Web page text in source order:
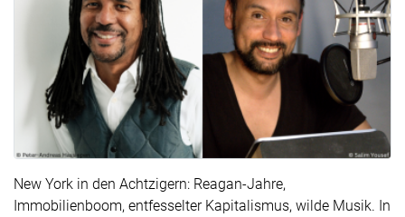
New York in den Achtzigern: Reagan-Jahre,
Immobilienboom, entfesselter Kapitalismus, wilde Musik. In